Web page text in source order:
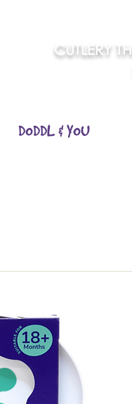
CUTLERY
DODDL & YOU